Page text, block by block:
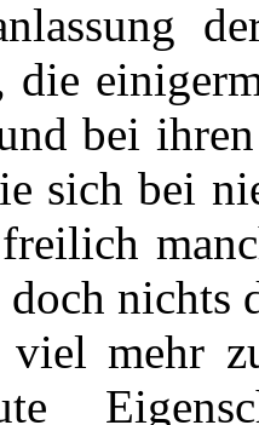
die
bei
sich bei
doch nichts
mehr